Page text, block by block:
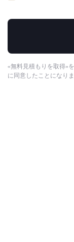
«無料見積もりを取得»
に同意したことになりま